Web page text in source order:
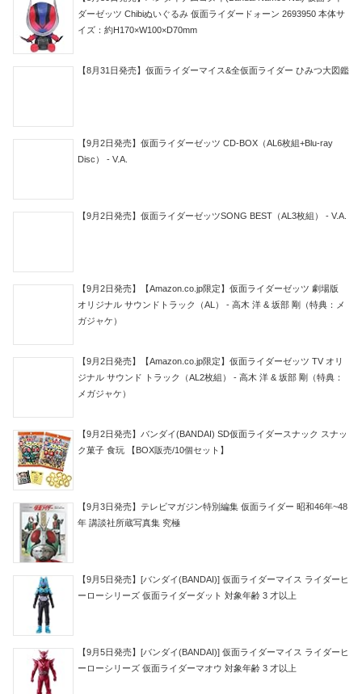
ダーゼッツ Chibiぬいぐるみ 仮面ライダードォーン 2693950 本体サ
イズ：約H170×W100×D70mm
【8月31日発売】仮面ライダーマイス&全仮面ライダー ひみつ大図鑑
【9月2日発売】仮面ライダーゼッツ CD-BOX（AL6枚組+Blu-ray
Disc） - V.A.
【9月2日発売】仮面ライダーゼッツSONG BEST（AL3枚組） - V.A.
【9月2日発売】【Amazon.co.jp限定】仮面ライダーゼッツ 劇場版
オリジナル サウンドトラック（AL） - 高木 洋 & 坂部 剛（特典：メ
ガジャケ）
【9月2日発売】【Amazon.co.jp限定】仮面ライダーゼッツ TV オリ
ジナル サウンド トラック（AL2枚組） - 高木 洋 & 坂部 剛（特典：
メガジャケ）
【9月2日発売】バンダイ(BANDAI) SD仮面ライダースナック スナッ
ク菓子 食玩 【BOX販売/10個セット】
【9月3日発売】テレビマガジン特別編集 仮面ライダー 昭和46年~48
年 講談社所蔵写真集 究極
【9月5日発売】[バンダイ(BANDAI)] 仮面ライダーマイス ライダーヒ
ーローシリーズ 仮面ライダーダット 対象年齢 3 才以上
【9月5日発売】[バンダイ(BANDAI)] 仮面ライダーマイス ライダーヒ
ーローシリーズ 仮面ライダーマオウ 対象年齢 3 才以上